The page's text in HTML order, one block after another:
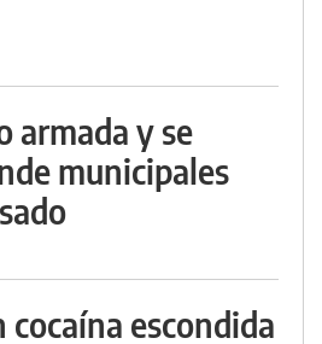
armada y se
municipales
escondida